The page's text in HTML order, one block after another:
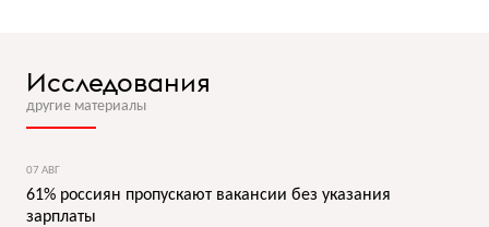
Исследования
другие материалы
07 АВГ
61% россиян пропускают вакансии без указания
зарплаты